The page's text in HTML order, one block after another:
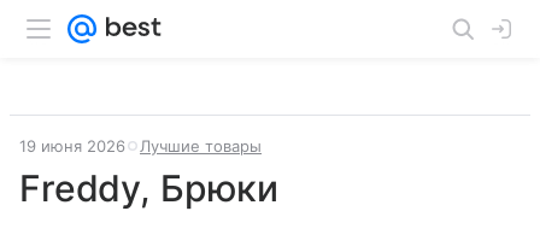
19 июня 2026 Лучшие товары
Freddy, Брюки